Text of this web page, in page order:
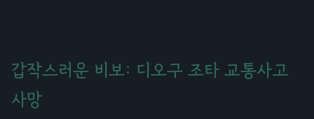
갑작스러운 비보: 디오구 조타 교통사고
사망